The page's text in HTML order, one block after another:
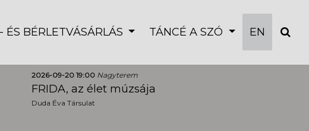
ÉS BÉRLETVÁSÁRLÁS TÁNCÉ A SZÓ EN
2026-09-20 19:00 Nagyterem
FRIDA, az élet múzsája
Duda Éva Társulat